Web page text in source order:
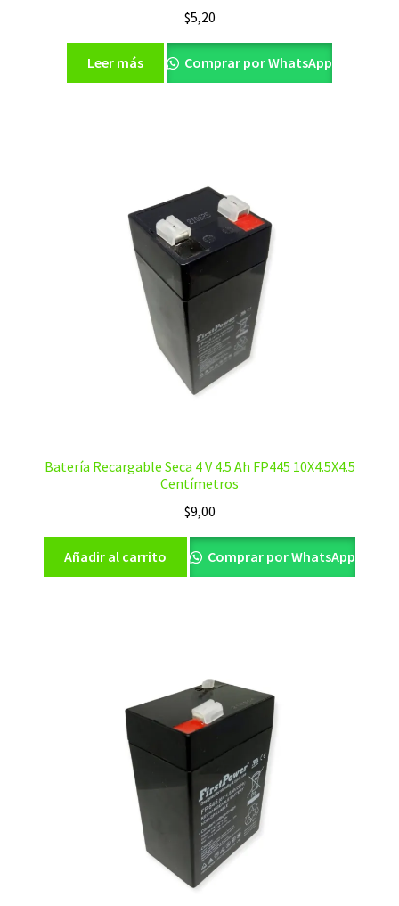
$5,20
Leer más Comprar por WhatsApp
Batería Recargable Seca 4 V 4.5 Ah FP445 10X4.5X4.5
Centímetros
$9,00
Añadir al carrito Comprar por WhatsApp